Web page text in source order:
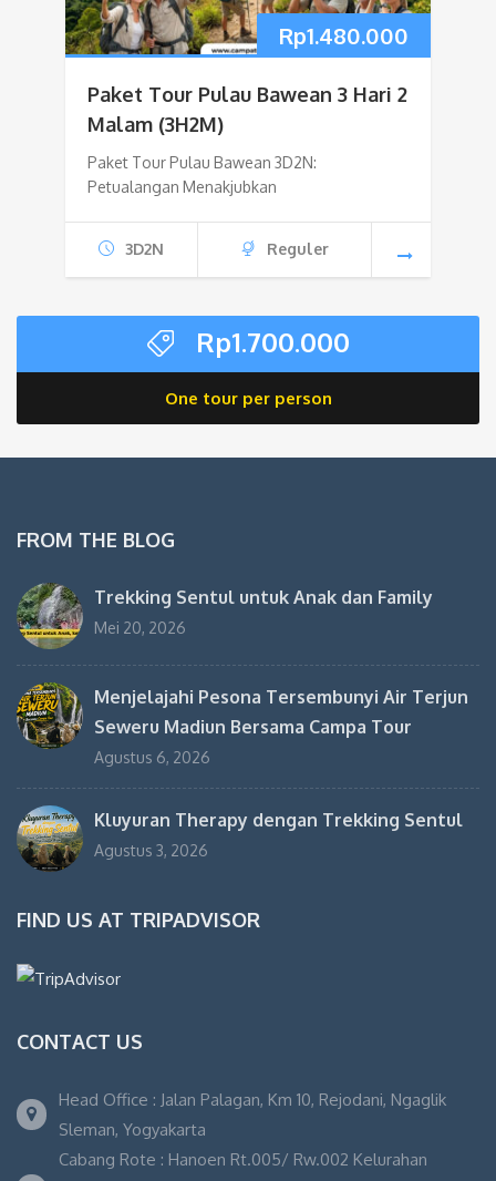
Rp1.480.000
Paket Tour Pulau Bawean 3 Hari 2
Malam (3H2M)
Paket Tour Pulau Bawean 3D2N:
Petualangan Menakjubkan
3D2N Reguler
Rp1.700.000
One tour per person
FROM THE BLOG
Trekking Sentul untuk Anak dan Family
Mei 20, 2026
Menjelajahi Pesona Tersembunyi Air Terjun
Seweru Madiun Bersama Campa Tour
Agustus 6, 2026
Kluyuran Therapy dengan Trekking Sentul
Agustus 3, 2026
FIND US AT TRIPADVISOR
CONTACT US
Head Office : Jalan Palagan, Km 10, Rejodani, Ngaglik
Sleman, Yogyakarta
Cabang Rote : Hanoen Rt.005/ Rw.002 Kelurahan